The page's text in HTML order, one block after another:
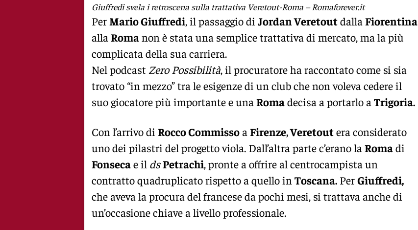
Giuffredi svela i retroscena sulla trattativa Veretout-Roma – Romaforever.it
Per Mario Giuffredi, il passaggio di Jordan Veretoutdalla Fiorentina
alla Romanon è stata una semplice trattativa di mercato, ma la più
complicata della sua carriera.
Nel podcast Zero Possibilità, il procuratore ha raccontato come si sia
trovato “in mezzo” tra le esigenze di un club che non voleva cedere il
suo giocatore più importante e una Romadecisa a portarlo a Trigoria.
Con l’arrivo di Rocco Commissoa Firenze, Veretoutera considerato
uno dei pilastri del progetto viola. Dall’altra parte c’erano la Romadi
Fonsecae il dsPetrachi, pronte a offrire al centrocampista un
contratto quadruplicato rispetto a quello in Toscana. PerGiuffredi,
che aveva la procura del francese da pochi mesi, si trattava anche di
un’occasione chiave a livello professionale.